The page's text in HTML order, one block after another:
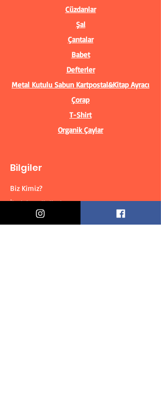
Cüzdanlar
Şal
Çantalar
Babet
Defterler
Metal Kutulu Sabun Kartpostal&Kitap Ayracı
Çorap
T-Shirt
Organik Çaylar
Bilgiler
Biz Kimiz?
İletişim Bilgileri
Teslimat & İade